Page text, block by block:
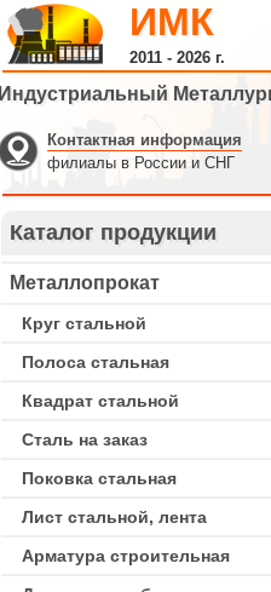
ИМК
2011 - 2026 г.
Индустриальный
Контактная информация
филиалы в России и СНГ
Каталог продукции
Металлопрокат
Круг стальной
Полоса стальная
Квадрат стальной
Сталь на заказ
Поковка стальная
Лист стальной, лента
Арматура строительная